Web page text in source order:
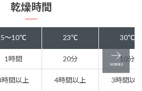
乾燥時間
5～10℃ 23℃ 30℃
1時間 20分 10分
時間以上 4時間以上 3時間以